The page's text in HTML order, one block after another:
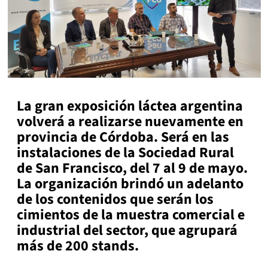
La gran exposición láctea argentina
volverá a realizarse nuevamente en
provincia de Córdoba. Será en las
instalaciones de la Sociedad Rural
de San Francisco, del 7 al 9 de mayo.
La organización brindó un adelanto
de los contenidos que serán los
cimientos de la muestra comercial e
industrial del sector, que agrupará
más de 200 stands.